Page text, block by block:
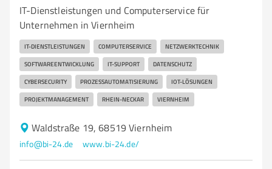
IT-Dienstleistungen und Computerservice für
Unternehmen in Viernheim
IT-DIENSTLEISTUNGEN COMPUTERSERVICE NETZWERKTECHNIK
SOFTWAREENTWICKLUNG IT-SUPPORT DATENSCHUTZ
CYBERSECURITY PROZESSAUTOMATISIERUNG IOT-LÖSUNGEN
PROJEKTMANAGEMENT RHEIN-NECKAR VIERNHEIM
Waldstraße 19, 68519 Viernheim
info@bi-24.de www.bi-24.de/